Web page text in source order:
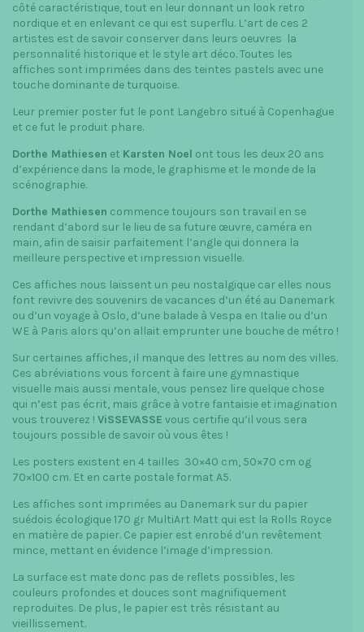
côté caractéristique, tout en leur donnant un look retro
nordique et en enlevant ce qui est superflu. L’art de ces 2
artistes est de savoir conserver dans leurs oeuvres la
personnalité historique et le style art déco. Toutes les
affiches sont imprimées dans des teintes pastels avec une
touche dominante de turquoise.
Leur premier poster fut le pont Langebro situé à Copenhague
et ce fut le produit phare.
Dorthe Mathiesen et Karsten Noel ont tous les deux 20 ans
d’expérience dans la mode, le graphisme et le monde de la
scénographie.
Dorthe Mathiesen commence toujours son travail en se
rendant d’abord sur le lieu de sa future œuvre, caméra en
main, afin de saisir parfaitement l’angle qui donnera la
meilleure perspective et impression visuelle.
Ces affiches nous laissent un peu nostalgique car elles nous
font revivre des souvenirs de vacances d’un été au Danemark
ou d’un voyage à Oslo, d’une balade à Vespa en Italie ou d’un
WE à Paris alors qu’on allait emprunter une bouche de métro !
Sur certaines affiches, il manque des lettres au nom des villes.
Ces abréviations vous forcent à faire une gymnastique
visuelle mais aussi mentale, vous pensez lire quelque chose
qui n’est pas écrit, mais grâce à votre fantaisie et imagination
vous trouverez ! ViSSEVASSE vous certifie qu’il vous sera
toujours possible de savoir où vous êtes !
Les posters existent en 4 tailles 30×40 cm, 50×70 cm og
70×100 cm. Et en carte postale format A5.
Les affiches sont imprimées au Danemark sur du papier
suédois écologique 170 gr MultiArt Matt qui est la Rolls Royce
en matière de papier. Ce papier est enrobé d’un revêtement
mince, mettant en évidence l’image d’impression.
La surface est mate donc pas de reflets possibles, les
couleurs profondes et douces sont magnifiquement
reproduites. De plus, le papier est très résistant au
vieillissement.